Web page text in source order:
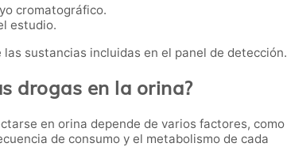
cromatográfico.
estudio.
sustancias incluidas en el panel de detección.
drogas en la orina?
en orina depende de varios factores, como
de consumo y el metabolismo de cada